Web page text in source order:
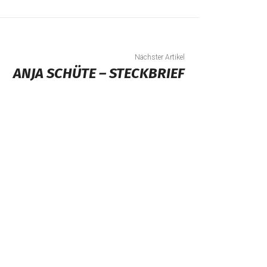
Nächster Artikel
ANJA SCHÜTE – STECKBRIEF